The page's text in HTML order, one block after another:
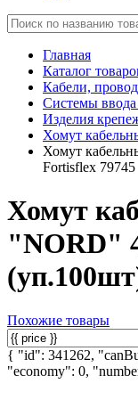
Главная
Каталог
Кабели,
Системы ввода
Изделия
Хомут
Хомут
Fortisflex 79745
Хомут
"NORD"
Похожие товары
{ "id": 341262,
"economy": 0,